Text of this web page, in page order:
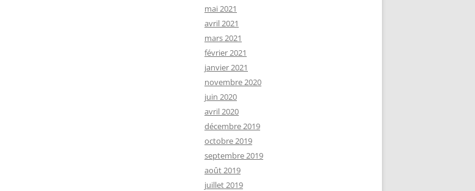
mai 2021
avril 2021
mars 2021
février 2021
janvier 2021
novembre 2020
juin 2020
avril 2020
décembre 2019
octobre 2019
septembre 2019
août 2019
juillet 2019